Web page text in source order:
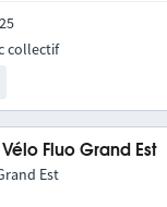
collectif
Vélo Fluo Grand Est
Est